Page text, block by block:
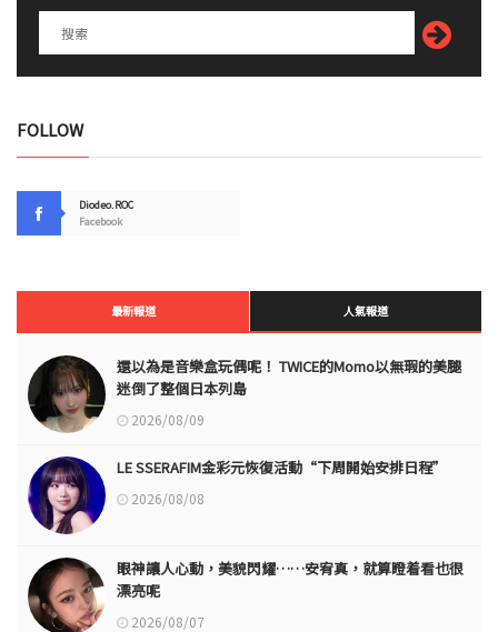
FOLLOW
Diodeo.ROC
Facebook
最新報道 人氣報道
還以為是音樂盒玩偶呢！ TWICE的Momo以無瑕的美腿
迷倒了整個日本列島
2026/08/09
LE SSERAFIM金彩元恢復活動“下周開始安排日程”
2026/08/08
眼神讓人心動，美貌閃耀……安宥真，就算瞪着看也很
漂亮呢
2026/08/07